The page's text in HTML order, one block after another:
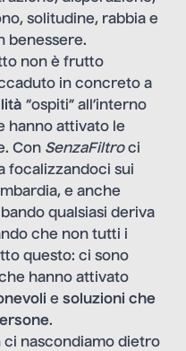
solitudine, rabbia e
benessere.
non è frutto
in concreto a
“ospiti” all’interno
hanno attivato le
Con SenzaFiltroci
focalizzandoci sui
, e anche
qualsiasi deriva
che non tutti i
questo: ci sono
hanno attivato
e soluzioni che
.
ci nascondiamo dietro